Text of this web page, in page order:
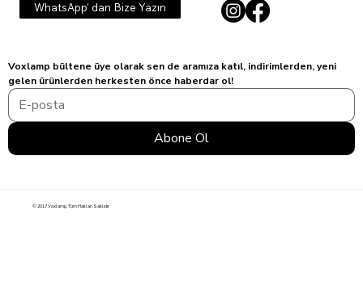
WhatsApp' dan Bize Yazın
Voxlamp bültene üye olarak sen de aramıza katıl, indirimlerden, yeni
gelen ürünlerden herkesten önce haberdar ol!
Abone Ol
© 2017 Voxlamp, Tüm Hakları Saklıdır